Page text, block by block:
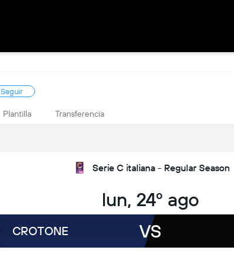
Seguir
Plantilla Transferencia
Serie C italiana - Regular Season
lun, 24º ago
CROTONE VS